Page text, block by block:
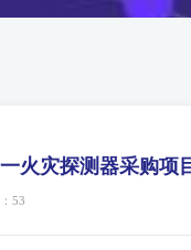
火灾探测器采购项
53